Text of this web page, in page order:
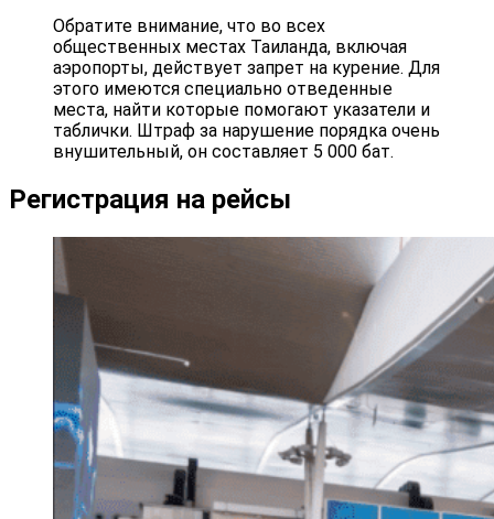
Обратите внимание, что во всех
общественных местах Таиланда, включая
аэропорты, действует запрет на курение. Для
этого имеются специально отведенные
места, найти которые помогают указатели и
таблички. Штраф за нарушение порядка очень
внушительный, он составляет 5 000 бат.
Регистрация на рейсы